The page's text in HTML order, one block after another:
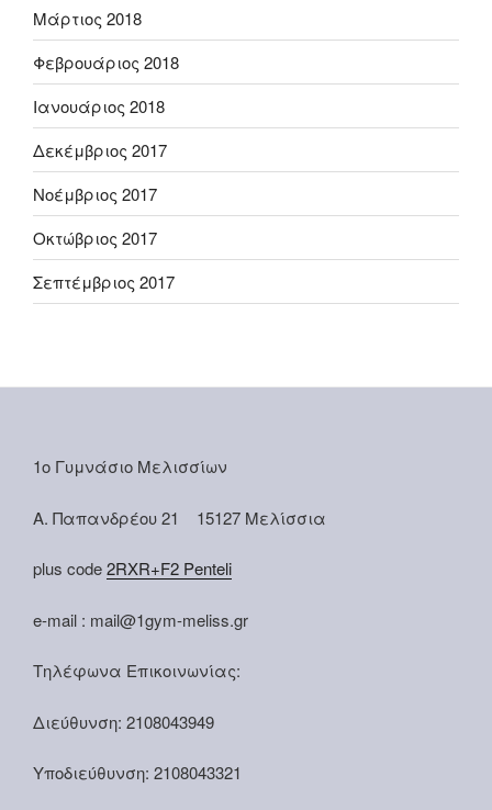
Μάρτιος 2018
Φεβρουάριος 2018
Ιανουάριος 2018
Δεκέμβριος 2017
Νοέμβριος 2017
Οκτώβριος 2017
Σεπτέμβριος 2017
1ο Γυμνάσιο Μελισσίων
Α. Παπανδρέου 21 15127 Μελίσσια
plus code2RXR+F2 Penteli
e-mail : mail@1gym-meliss.gr
Τηλέφωνα Επικοινωνίας:
Διεύθυνση: 2108043949
Υποδιεύθυνση: 2108043321